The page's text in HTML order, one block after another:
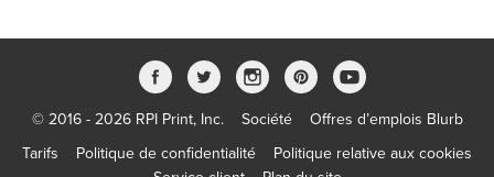
© 2016 - 2026 RPI Print, Inc. Société
Offres d’emplois Blurb
Tarifs
Politique de confidentialité
Politique relative aux cookies